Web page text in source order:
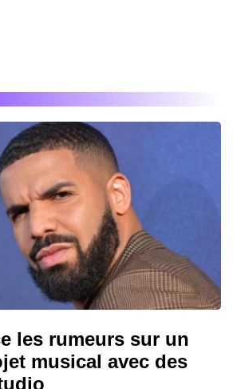
les rumeurs sur un
musical avec des